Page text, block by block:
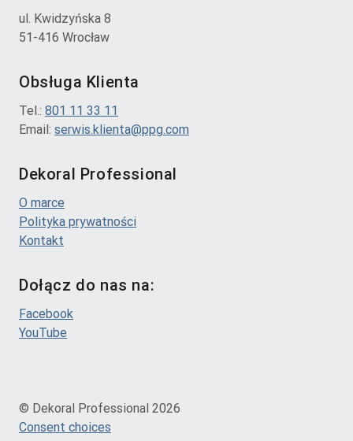
ul. Kwidzyńska 8
51-416 Wrocław
Obsługa Klienta
Tel.: 801 11 33 11
Email: serwis.klienta@ppg.com
Dekoral Professional
O marce
Polityka prywatności
Kontakt
Dołącz do nas na:
Facebook
YouTube
© Dekoral Professional 2026
Consent choices